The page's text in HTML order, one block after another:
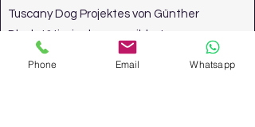
Tuscany Dog Projektes von Günther
Bloch tätig, in dem verwilderte
Haushunde in Italien beobachtet worden
Phone Email Whatsapp